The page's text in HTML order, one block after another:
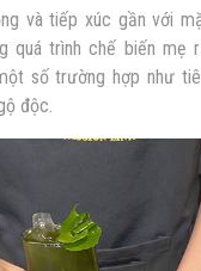
và tiếp xúc gần với
quá trình chế biến mẹ
số trường hợp như
độc.